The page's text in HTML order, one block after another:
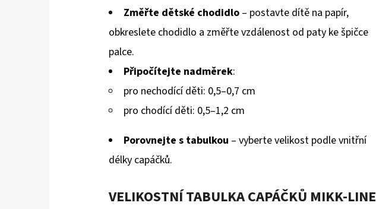
Změřte dětské chodidlo – postavte dítě na papír,
obkreslete chodidlo a změřte vzdálenost od paty ke špičce
palce.
Připočítejte nadměrek:
pro nechodící děti: 0,5–0,7 cm
pro chodící děti: 0,5–1,2 cm
Porovnejte s tabulkou – vyberte velikost podle vnitřní
délky capáčků.
VELIKOSTNÍ TABULKA CAPÁČKŮ MIKK-LINE